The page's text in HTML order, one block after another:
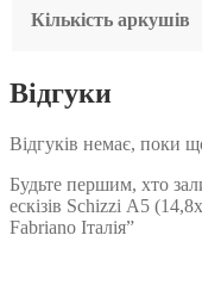
Кількість аркушів
Відгуки
Відгуків немає, поки
Будьте першим, хто
ескізів Schizzi А5
Fabriano Італія”